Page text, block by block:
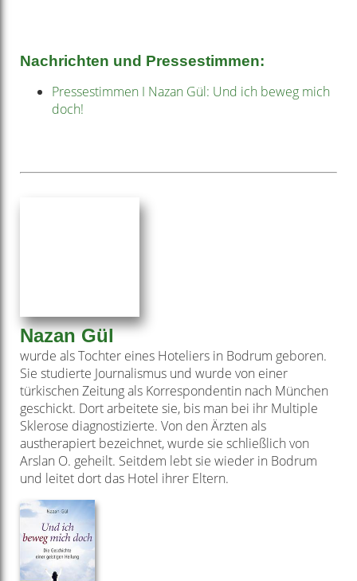
Nachrichten und Pressestimmen:
Pressestimmen I Nazan Gül: Und ich beweg mich
doch!
Nazan Gül
wurde als Tochter eines Hoteliers in Bodrum geboren.
Sie studierte Journalismus und wurde von einer
türkischen Zeitung als Korrespondentin nach München
geschickt. Dort arbeitete sie, bis man bei ihr Multiple
Sklerose diagnostizierte. Von den Ärzten als
austherapiert bezeichnet, wurde sie schließlich von
Arslan O. geheilt. Seitdem lebt sie wieder in Bodrum
und leitet dort das Hotel ihrer Eltern.